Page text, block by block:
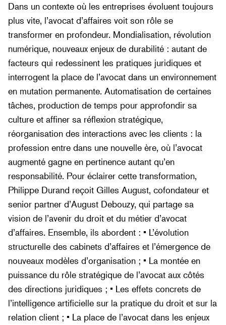
Dans un contexte où les entreprises évoluent toujours
plus vite, l’avocat d’affaires voit son rôle se
transformer en profondeur. Mondialisation, révolution
numérique, nouveaux enjeux de durabilité : autant de
facteurs qui redessinent les pratiques juridiques et
interrogent la place de l’avocat dans un environnement
en mutation permanente. Automatisation de certaines
tâches, production de temps pour approfondir sa
culture et affiner sa réflexion stratégique,
réorganisation des interactions avec les clients : la
profession entre dans une nouvelle ère, où l’avocat
augmenté gagne en pertinence autant qu’en
responsabilité. Pour éclairer cette transformation,
Philippe Durand reçoit Gilles August, cofondateur et
senior partner d’August Debouzy, qui partage sa
vision de l’avenir du droit et du métier d’avocat
d’affaires. Ensemble, ils abordent : • L’évolution
structurelle des cabinets d’affaires et l’émergence de
nouveaux modèles d’organisation ; • La montée en
puissance du rôle stratégique de l’avocat aux côtés
des directions juridiques ; • Les effets concrets de
l’intelligence artificielle sur la pratique du droit et sur la
relation client ; • La place de l’avocat dans les enjeux